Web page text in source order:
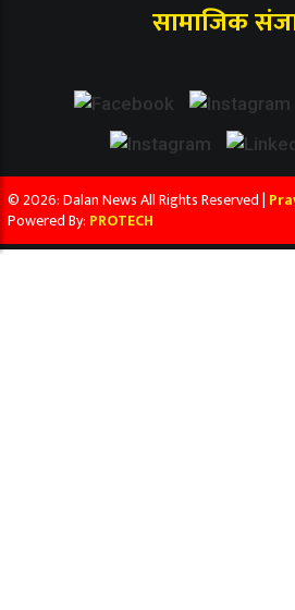
सामाजिक
© 2026: Dalan News All Rights Reserved |
Powered By: PROTECH